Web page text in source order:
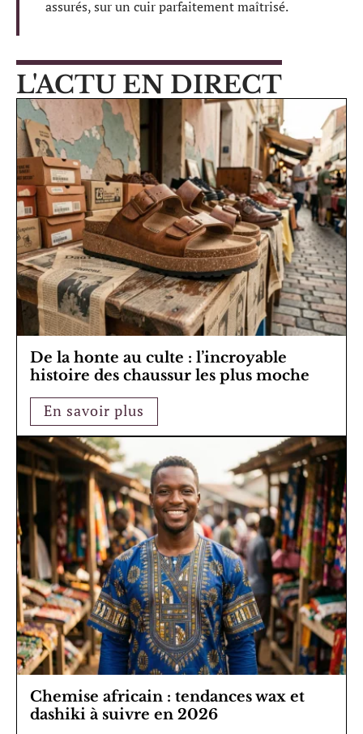
assurés, sur un cuir parfaitement maîtrisé.
L'ACTU EN DIRECT
De la honte au culte : l’incroyable
histoire des chaussur les plus moche
En savoir plus
Chemise africain : tendances wax et
dashiki à suivre en 2026